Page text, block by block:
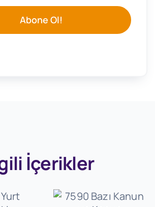
Abone Ol!
İçerikler